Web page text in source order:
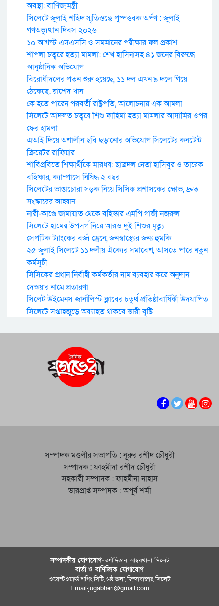
অবস্থা: বাণিজ্যমন্ত্রী
সিলেটে জুলাই শহিদ স্মৃতিস্তম্ভে পুষ্পস্তবক অর্পণ : জুলাই
গণঅভ্যুত্থান দিবস ২০২৬
১০ আগস্ট এসএসসি ও সমমানের পরীক্ষার ফল প্রকাশ
শাপলা চত্বরে হত্যা মামলা: শেখ হাসিনাসহ ৪১ জনের বিরুদ্ধে
আনুষ্ঠানিক অভিযোগ
বিরোধীদলের পতন শুরু হয়েছে, ১১ দল এখন ৯ দলে গিয়ে
ঠেকেছে: রাশেদ খান
কে হতে পারেন পরবর্তী রাষ্ট্রপতি, আলোচনায় এক আমলা
সিলেটে আদলত চত্বরে শিশু ফাহিমা হত্যা মামলার আসামির ওপর
ফের হামলা
এআই দিয়ে অশালীন ছবি ছড়ানোর অভিযোগ সিলেটের কনটেন্ট
ক্রিয়েটর রাফিয়ার
শাবিপ্রবিতে শিক্ষার্থীকে মারধর: ছাত্রদল নেতা হাসিবুর ও তারেক
বহিষ্কার, ক্যাম্পাসে নিষিদ্ধ ২ বছর
সিলেটের ভাঙাচোরা সড়ক নিয়ে সিসিক প্রশাসকের ক্ষোভ, দ্রুত
সংস্কারের আহ্বান
নারী-কাণ্ডে জামায়াত থেকে বহিস্কার এমপি গাজী নজরুল
সিলেটে হামের উপসর্গ নিয়ে আরও দুই শিশুর মৃত্যু
সেপটিক ট্যাংকের বর্জ্য ড্রেনে, জনস্বাস্থ্যের জন্য হুমকি
২৫ জুলাই সিলেটে ১১ দলীয় ঐক্যের সমাবেশ, আসতে পারে নতুন
কর্মসুচী
সিসিকের প্রধান নির্বাহী কর্মকর্তার নাম ব্যবহার করে অনুদান
দেওয়ার নামে প্রতারণা
সিলেট উইমেনস জার্নালিস্ট ক্লাবের চতুর্থ প্রতিষ্ঠাবার্ষিকী উদযাপিত
সিলেটে সপ্তাহজুড়ে অব্যাহত থাকবে ভারী বৃষ্টি
সম্পাদক মণ্ডলীর সভাপতি : নূরুর রশীদ চৌধুরী
সম্পাদক : ফাহমীদা রশীদ চৌধুরী
সহকারী সম্পাদক : ফাহমীনা নাহাস
ভারপ্রাপ্ত সম্পাদক : অপূর্ব শর্মা
সম্পাদকীয় যােগাযোগ-রশীদিস্তান, আম্বরখানা, সিলেট
বার্তা ও বাণিজ্যিক যোগাযােগ
ওয়েস্টওয়ার্ল্ড শপিং সিটি, ৬ষ্ঠ তলা, জিন্দাবাজার, সিলেট
Email-jugabheri@gmail.com